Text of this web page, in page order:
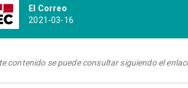
El Correo
2021-03-16
contenido se puede consultar siguiendo el